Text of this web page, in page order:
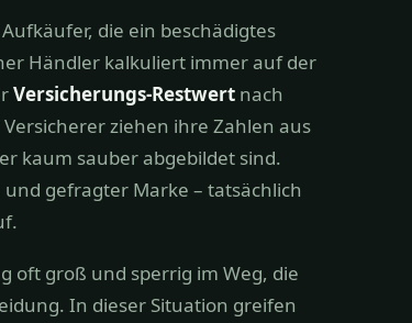
die ein beschädigtes
Händler kalkuliert immer auf der
Versicherungs-Restwert nach
ziehen ihre Zahlen aus
kaum sauber abgebildet sind.
gefragter Marke – tatsächlich
oft groß und sperrig im Weg, die
In dieser Situation greifen